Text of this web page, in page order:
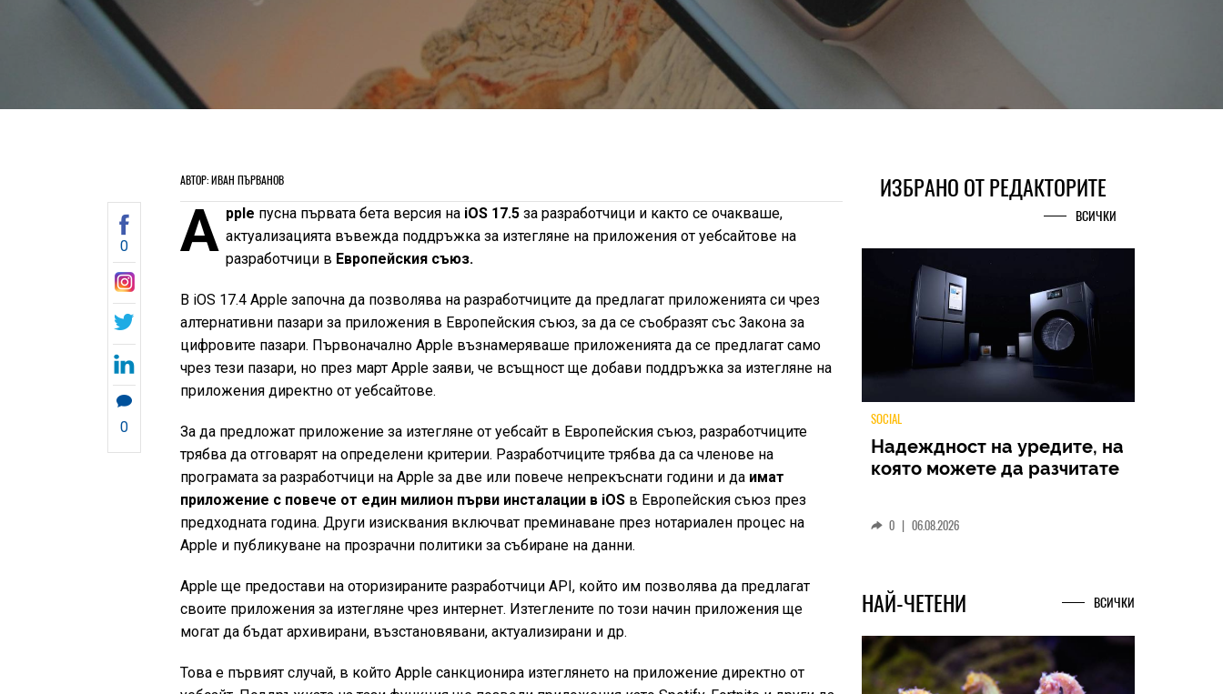
АВТОР: ИВАН ПЪРВАНОВ
0
0
A pple пусна първата бета версия наiOS 17.5за разработчици и както се очакваше,
актуализацията въвежда поддръжка за изтегляне на приложения от уебсайтове на
разработчици в Европейския съюз.
В iOS 17.4 Apple започна да позволява на разработчиците да предлагат приложенията си чрез
алтернативни пазари за приложения в Европейския съюз, за да се съобразят със Закона за
цифровите пазари. Първоначално Apple възнамеряваше приложенията да се предлагат само
чрез тези пазари, но през март Apple заяви, че всъщност ще добави поддръжка за изтегляне на
приложения директно от уебсайтове.
За да предложат приложение за изтегляне от уебсайт в Европейския съюз, разработчиците
трябва да отговарят на определени критерии. Разработчиците трябва да са членове на
програмата за разработчици на Apple за две или повече непрекъснати години и да имат
приложение с повече от един милион първи инсталации в iOS в Европейския съюз през
предходната година. Други изисквания включват преминаване през нотариален процес на
Apple и публикуване на прозрачни политики за събиране на данни.
Apple ще предостави на оторизираните разработчици API, който им позволява да предлагат
своите приложения за изтегляне чрез интернет. Изтеглените по този начин приложения ще
могат да бъдат архивирани, възстановявани, актуализирани и др.
Това е първият случай, в който Apple санкционира изтеглянето на приложение директно от
ИЗБРАНО ОТ РЕДАКТОРИТЕ
ВСИЧКИ
TECH
Ultra – ново име, познато
НАЙ-ЧЕТЕНИ